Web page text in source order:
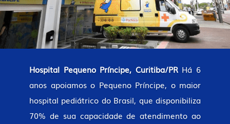
Hospital Pequeno Príncipe, Curitiba/PRHá 6
anos apoiamos o Pequeno Príncipe, o maior
hospital pediátrico do Brasil, que disponibiliza
70% de sua capacidade de atendimento ao